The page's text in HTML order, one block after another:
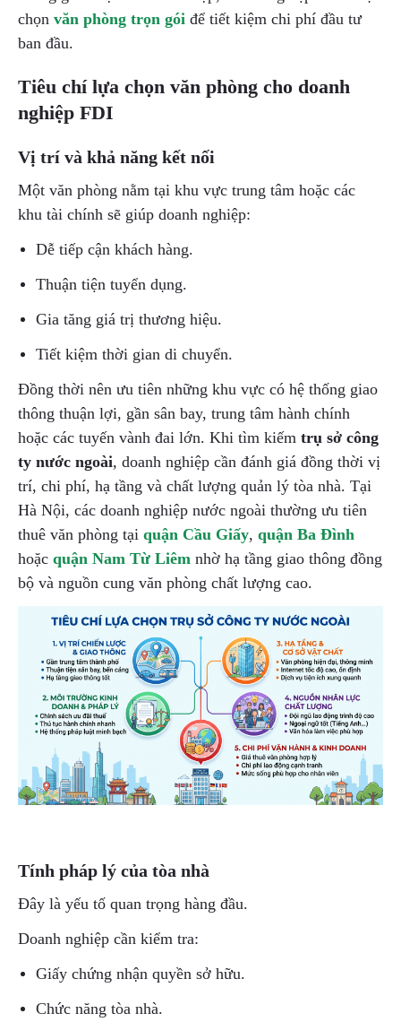
chọn văn phòng trọn gói để tiết kiệm chi phí đầu tư
ban đầu.
Tiêu chí lựa chọn văn phòng cho doanh
nghiệp FDI
Vị trí và khả năng kết nối
Một văn phòng nằm tại khu vực trung tâm hoặc các
khu tài chính sẽ giúp doanh nghiệp:
Dễ tiếp cận khách hàng.
Thuận tiện tuyển dụng.
Gia tăng giá trị thương hiệu.
Tiết kiệm thời gian di chuyển.
Đồng thời nên ưu tiên những khu vực có hệ thống giao
thông thuận lợi, gần sân bay, trung tâm hành chính
hoặc các tuyến vành đai lớn. Khi tìm kiếm trụ sở công
ty nước ngoài, doanh nghiệp cần đánh giá đồng thời vị
trí, chi phí, hạ tầng và chất lượng quản lý tòa nhà. Tại
Hà Nội, các doanh nghiệp nước ngoài thường ưu tiên
thuê văn phòng tại quận Cầu Giấy, quận Ba Đình
hoặc quận Nam Từ Liêm nhờ hạ tầng giao thông đồng
bộ và nguồn cung văn phòng chất lượng cao.
Tính pháp lý của tòa nhà
Đây là yếu tố quan trọng hàng đầu.
Doanh nghiệp cần kiểm tra:
Giấy chứng nhận quyền sở hữu.
Chức năng tòa nhà.